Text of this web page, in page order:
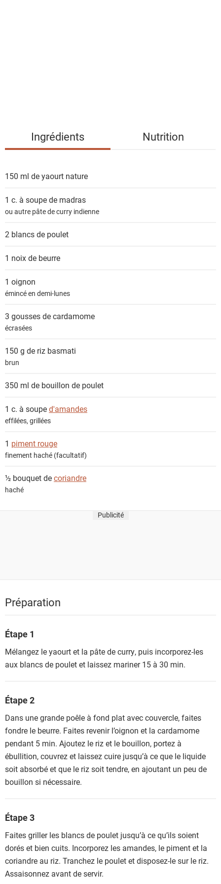
s
Ingrédients Nutrition
150 ml deyaourt nature
1 c. à soupe de madras
ou autre pâte de curry indienne
2 blancs de poulet
1 noix de beurre
1 oignon
émincé en demi-lunes
3 gousses decardamome
écrasées
150 g de riz basmati
brun
350 ml de bouillon de poulet
1 c. à souped'amandes
effilées, grillées
1 piment rouge
finement haché (facultatif)
½ bouquet decoriandre
haché
Publicité
Préparation
Étape 1
Mélangez le yaourt et la pâte de curry, puis incorporez-les
aux blancs de poulet et laissez mariner 15 à 30 min.
Étape 2
Dans une grande poêle à fond plat avec couvercle, faites
fondre le beurre. Faites revenir l’oignon et la cardamome
pendant 5 min. Ajoutez le riz et le bouillon, portez à
ébullition, couvrez et laissez cuire jusqu’à ce que le liquide
soit absorbé et que le riz soit tendre, en ajoutant un peu de
bouillon si nécessaire.
Étape 3
Faites griller les blancs de poulet jusqu’à ce qu’ils soient
dorés et bien cuits. Incorporez les amandes, le piment et la
coriandre au riz. Tranchez le poulet et disposez-le sur le riz.
Assaisonnez avant de servir.